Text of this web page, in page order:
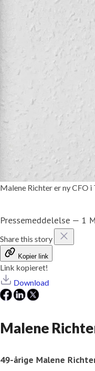
Malene Richter er ny CFO i
Pressemeddelelse — 1
Share this story
Kopier link
Link kopieret!
Download
Malene
49-årige Malene